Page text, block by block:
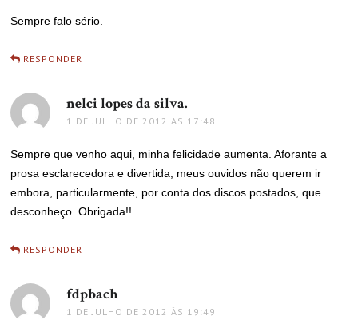
Sempre falo sério.
RESPONDER
nelci lopes da silva.
1 DE JULHO DE 2012 ÀS 17:48
Sempre que venho aqui, minha felicidade aumenta. Aforante a
prosa esclarecedora e divertida, meus ouvidos não querem ir
embora, particularmente, por conta dos discos postados, que
desconheço. Obrigada!!
RESPONDER
fdpbachdisse:
1 DE JULHO DE 2012 ÀS 19:49